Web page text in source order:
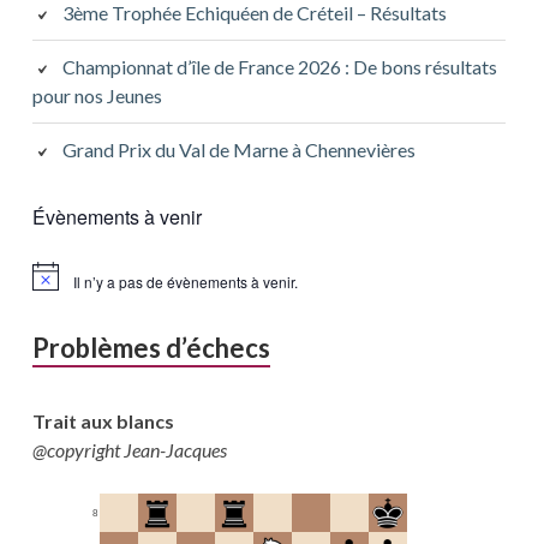
3ème Trophée Echiquéen de Créteil – Résultats
Championnat d’île de France 2026 : De bons résultats
pour nos Jeunes
Grand Prix du Val de Marne à Chennevières
Évènements à venir
Il n’y a pas de évènements à venir.
Problèmes d’échecs
Trait aux blancs
@copyright Jean-Jacques
8